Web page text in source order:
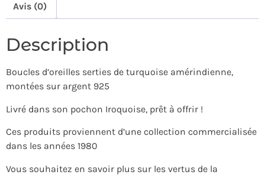
Avis (0)
Description
Boucles d’oreilles serties de turquoise amérindienne,
montées sur argent 925
Livré dans son pochon Iroquoise, prêt à offrir !
Ces produits proviennent d’une collection commercialisée
dans les années 1980
Vous souhaitez en savoir plus sur les vertus de la